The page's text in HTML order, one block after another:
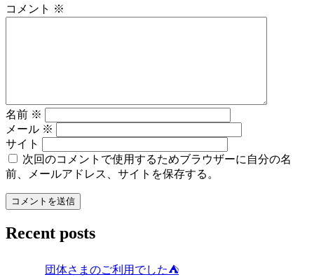
ー
コメント ※
名前 ※
メール ※
サイト
次回のコメントで使用するためブラウザーに自分の名
前、メールアドレス、サイトを保存する。
Recent posts
団体さまのご利用でした⛺